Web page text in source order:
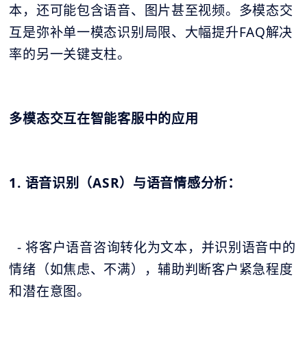
本，还可能包含语音、图片甚至视频。多模态交
互是弥补单一模态识别局限、大幅提升FAQ解决
率的另一关键支柱。
多模态交互在智能客服中的应用
1. 语音识别（ASR）与语音情感分析：
- 将客户语音咨询转化为文本，并识别语音中的
情绪（如焦虑、不满），辅助判断客户紧急程度
和潜在意图。